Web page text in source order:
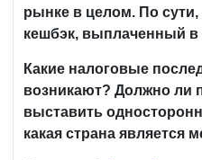
рынке в целом. По
кешбэк, выплаченный в
Какие налоговые
возникают? Должно ли
выставить
какая страна является